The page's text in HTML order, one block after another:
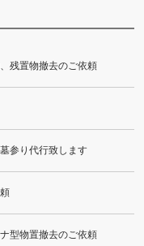
残置物撤去のご依頼
参り代行致します
型物置撤去のご依頼